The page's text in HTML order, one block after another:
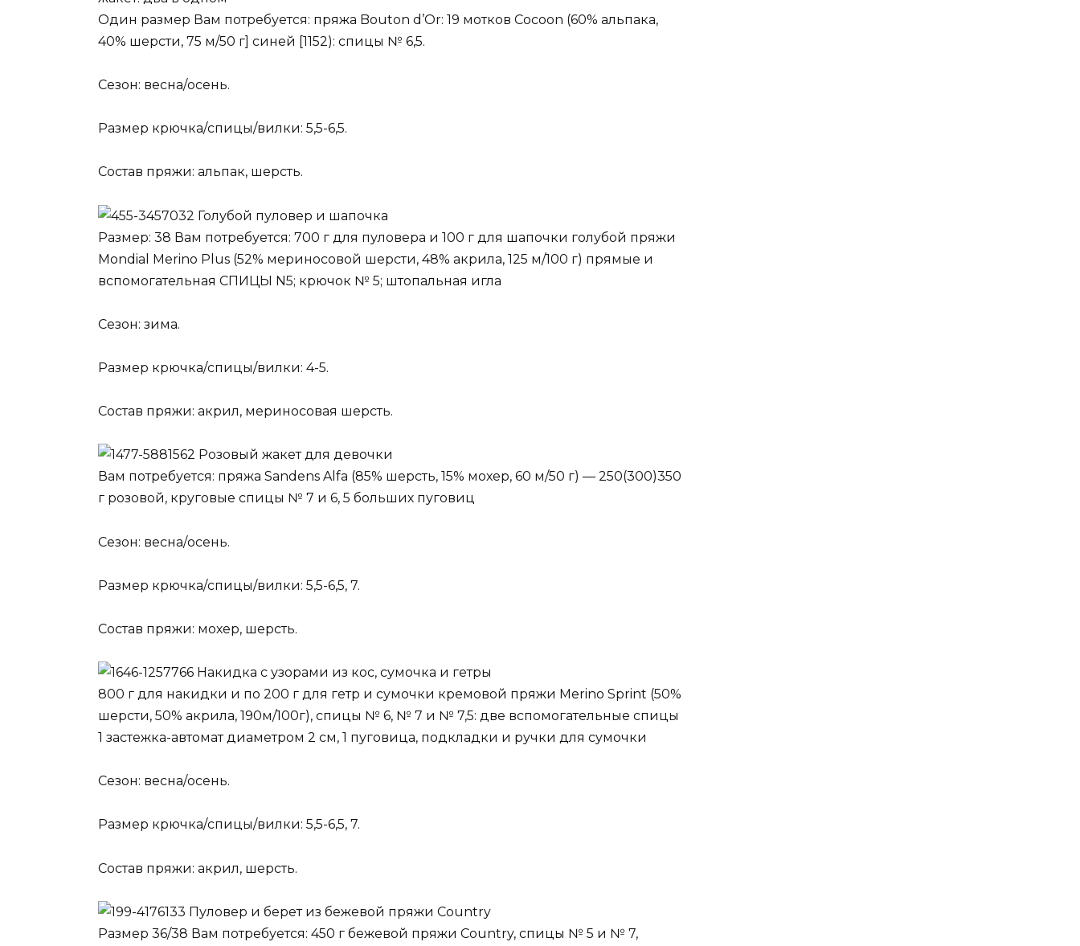
Один размер Вам потребуется: пряжа Bouton d’Or: 19 мотков Cocoon (60% альпака,
40% шерсти, 75 м/50 г] синей [1152): спицы № 6,5.
Сезон: весна/осень.
Размер крючка/спицы/вилки: 5,5-6,5.
Состав пряжи: альпак, шерсть.
Голубой пуловер и шапочка
Размер: 38 Вам потребуется: 700 г для пуловера и 100 г для шапочки голубой пряжи
Mondial Merino Plus (52% мериносовой шерсти, 48% акрила, 125 м/100 г) прямые и
вспомогательная СПИЦЫ N5; крючок № 5; штопальная игла
Сезон: зима.
Размер крючка/спицы/вилки: 4-5.
Состав пряжи: акрил, мериносовая шерсть.
Розовый жакет для девочки
Вам потребуется: пряжа Sandens Alfa (85% шерсть, 15% мохер, 60 м/50 г) — 250(300)350
г розовой, круговые спицы № 7 и 6, 5 больших пуговиц
Сезон: весна/осень.
Размер крючка/спицы/вилки: 5,5-6,5, 7.
Состав пряжи: мохер, шерсть.
Накидка с узорами из кос, сумочка и гетры
800 г для накидки и по 200 г для гетр и сумочки кремовой пряжи Merino Sprint (50%
шерсти, 50% акрила, 190м/100г), спицы № 6, № 7 и № 7,5: две вспомогательные спицы
1 застежка-автомат диаметром 2 см, 1 пуговица, подкладки и ручки для сумочки
Сезон: весна/осень.
Размер крючка/спицы/вилки: 5,5-6,5, 7.
Состав пряжи: акрил, шерсть.
Пуловер и берет из бежевой пряжи Country
Размер 36/38 Вам потребуется: 450 г бежевой пряжи Country, спицы № 5 и № 7,